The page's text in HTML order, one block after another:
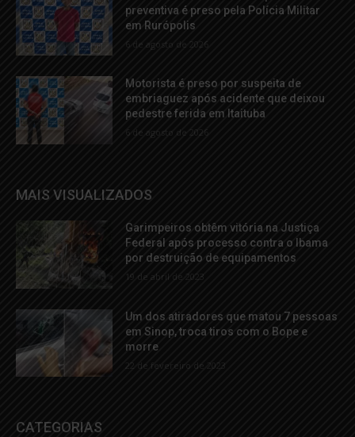
preventiva é preso pela Polícia Militar
em Rurópolis
6 de agosto de 2026
Motorista é preso por suspeita de
embriaguez após acidente que deixou
pedestre ferida em Itaituba
6 de agosto de 2026
MAIS VISUALIZADOS
Garimpeiros obtêm vitória na Justiça
Federal após processo contra o Ibama
por destruição de equipamentos
19 de abril de 2023
Um dos atiradores que matou 7 pessoas
em Sinop, troca tiros com o Bope e
morre
22 de fevereiro de 2023
CATEGORIAS